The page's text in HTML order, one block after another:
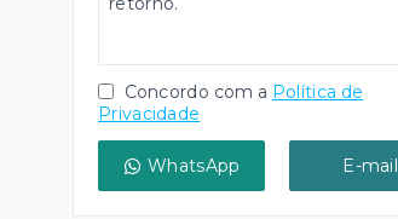
Concordo com a Política de
Privacidade
WhatsApp E-mail